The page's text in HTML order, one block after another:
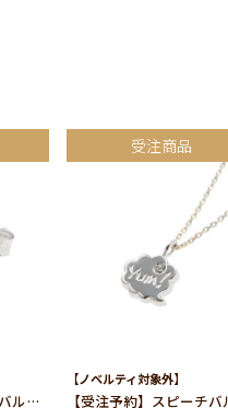
【受注予約】スピーチバルーン[LOVE] ピアス
受注商品
【ノベルティ対象外】